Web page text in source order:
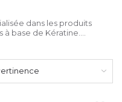
dans les produits
à base de Kératine.
beaucoup élargie et
les autres types de